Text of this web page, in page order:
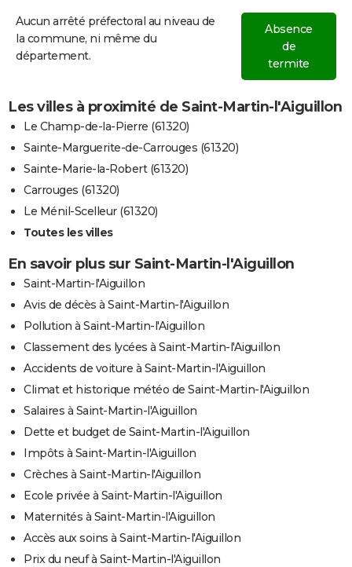
Aucun arrêté préfectoral au niveau de
la commune, ni même du
département.
Absence
de
termite
Les villes à proximité de Saint-Martin-l'Aiguillon
Le Champ-de-la-Pierre (61320)
Sainte-Marguerite-de-Carrouges (61320)
Sainte-Marie-la-Robert (61320)
Carrouges (61320)
Le Ménil-Scelleur (61320)
Toutes les villes
En savoir plus sur Saint-Martin-l'Aiguillon
Saint-Martin-l'Aiguillon
Avis de décès à Saint-Martin-l'Aiguillon
Pollution à Saint-Martin-l'Aiguillon
Classement des lycées à Saint-Martin-l'Aiguillon
Accidents de voiture à Saint-Martin-l'Aiguillon
Climat et historique météo de Saint-Martin-l'Aiguillon
Salaires à Saint-Martin-l'Aiguillon
Dette et budget de Saint-Martin-l'Aiguillon
Impôts à Saint-Martin-l'Aiguillon
Crèches à Saint-Martin-l'Aiguillon
Ecole privée à Saint-Martin-l'Aiguillon
Maternités à Saint-Martin-l'Aiguillon
Accès aux soins à Saint-Martin-l'Aiguillon
Prix du neuf à Saint-Martin-l'Aiguillon